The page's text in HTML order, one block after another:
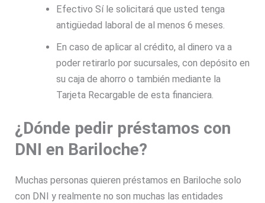
Efectivo Sí le solicitará que usted tenga
antigüedad laboral de al menos 6 meses.
En caso de aplicar al crédito, al dinero va a
poder retirarlo por sucursales, con depósito en
su caja de ahorro o también mediante la
Tarjeta Recargable de esta financiera.
¿Dónde pedir préstamos con
DNI en Bariloche?
Muchas personas quieren préstamos en Bariloche solo
con DNI y realmente no son muchas las entidades